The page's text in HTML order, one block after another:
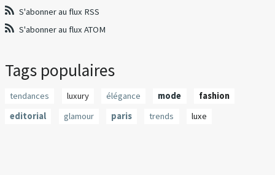
S'abonner au flux RSS
S'abonner au flux ATOM
Tags populaires
tendances luxury élégance mode
fashion
editorial
glamour paris trends luxe